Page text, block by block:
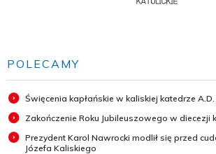
POLECAMY
Święcenia kapłańskie w kaliskiej katedrze A.D.
Zakończenie Roku Jubileuszowego w diecezji
Prezydent Karol Nawrocki modlił się przed
Józefa Kaliskiego